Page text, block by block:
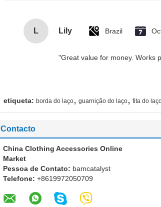
L Lily Brazil
"Great value for money. Works
etiqueta: borda do laço, guarnição do laço, fita do
Contacto
China Clothing Accessories Online
Market
Pessoa de Contato: bamcatalyst
Telefone: +8619972050709